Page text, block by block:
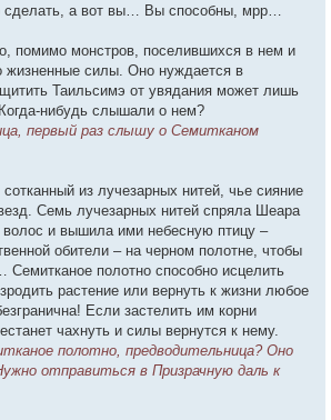
сделать, а вот вы… Вы способны, мрр…
помимо монстров, поселившихся в нем и
жизненные силы. Оно нуждается в
Таильсимэ от увядания может лишь
нибудь слышали о нем?
первый раз слышу о Семитканом
из лучезарных нитей, чье сияние
Семь лучезарных нитей спряла Шеара
волос и вышила ими небесную птицу –
обители – на черном полотне, чтобы
полотно способно исцелить
растение или вернуть к жизни любое
Если застелить им корни
чахнуть и силы вернутся к нему.
полотно, предводительница? Оно
отправиться в Призрачную даль к